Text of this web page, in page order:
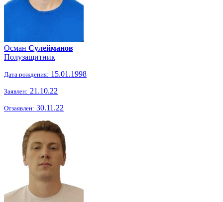
Осман Сулейманов
Полузащитник
Дата рождения: 15.01.1998
Заявлен: 21.10.22
Отзаявлен: 30.11.22